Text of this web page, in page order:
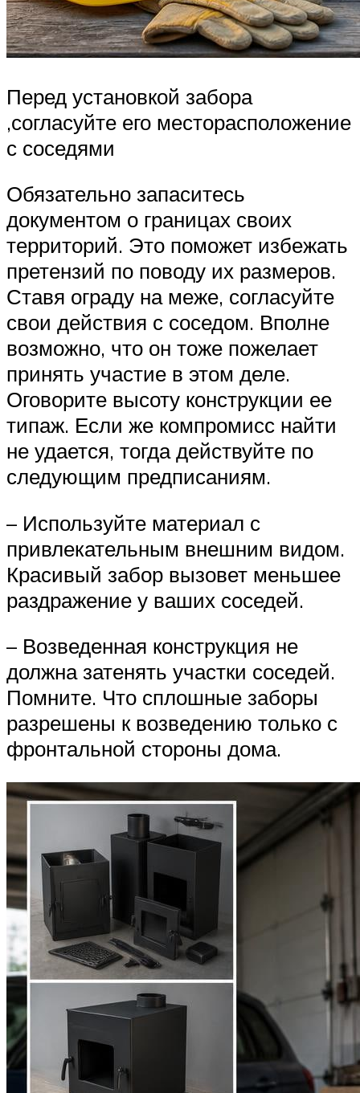
Перед установкой забора
,согласуйте его месторасположение
с соседями
Обязательно запаситесь
документом о границах своих
территорий. Это поможет избежать
претензий по поводу их размеров.
Ставя ограду на меже, согласуйте
свои действия с соседом. Вполне
возможно, что он тоже пожелает
принять участие в этом деле.
Оговорите высоту конструкции ее
типаж. Если же компромисс найти
не удается, тогда действуйте по
следующим предписаниям.
– Используйте материал с
привлекательным внешним видом.
Красивый забор вызовет меньшее
раздражение у ваших соседей.
– Возведенная конструкция не
должна затенять участки соседей.
Помните. Что сплошные заборы
разрешены к возведению только с
фронтальной стороны дома.